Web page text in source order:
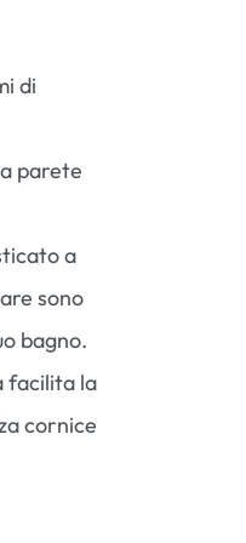
di
parete
a
sono
bagno.
facilita la
cornice